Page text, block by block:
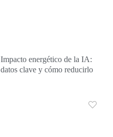
Impacto energético de la IA:
datos clave y cómo reducirlo